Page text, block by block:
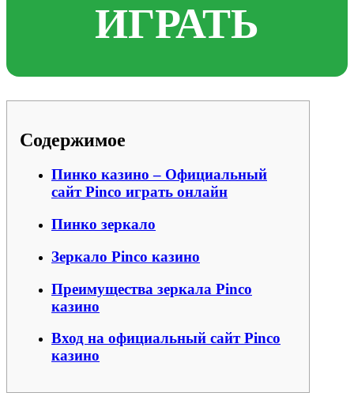
ИГРАТЬ
Содержимое
Пинко казино – Официальный
сайт Pinco играть онлайн
Пинко зеркало
Зеркало Pinco казино
Преимущества зеркала Pinco
казино
Вход на официальный сайт Pinco
казино